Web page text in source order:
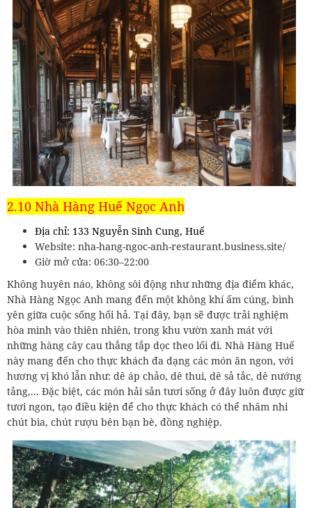
2.10 Nhà Hàng Huế Ngọc Anh
Địa chỉ: 133 Nguyễn Sinh Cung, Huế
Website: nha-hang-ngoc-anh-restaurant.business.site/
Giờ mở cửa: 06:30–22:00
Không huyên náo, không sôi động như những địa điểm khác,
Nhà Hàng Ngọc Anh mang đến một không khí ấm cúng, bình
yên giữa cuộc sống hối hả. Tại đây, bạn sẽ được trải nghiệm
hòa mình vào thiên nhiên, trong khu vườn xanh mát với
những hàng cây cau thẳng tắp dọc theo lối đi. Nhà Hàng Huế
này mang đến cho thực khách đa dạng các món ăn ngon, với
hương vị khó lẫn như: dê áp chảo, dê thui, dê sả tắc, dê nướng
tảng,... Đặc biệt, các món hải sản tươi sống ở đây luôn được giữ
tươi ngon, tạo điều kiện để cho thực khách có thể nhâm nhi
chút bia, chút rượu bên bạn bè, đồng nghiệp.